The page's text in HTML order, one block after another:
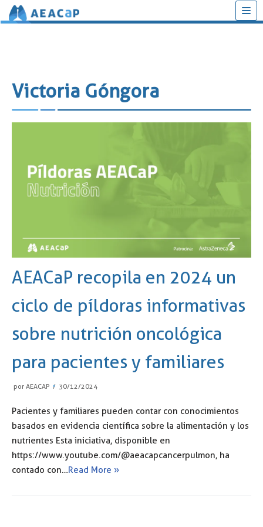
Victoria Góngora
AEACaP recopila en 2024 un
ciclo de píldoras informativas
sobre nutrición oncológica
para pacientes y familiares
por AEACAP 30/12/2024
Pacientes y familiares pueden contar con conocimientos
basados en evidencia científica sobre la alimentación y los
nutrientes Esta iniciativa, disponible en
https://www.youtube.com/@aeacapcancerpulmon, ha
contado con…Read More »